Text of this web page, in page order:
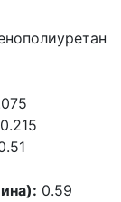
0.215
0.59